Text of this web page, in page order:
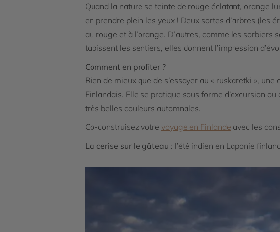
Quand la nature se teinte de rouge éclatant, orange
en prendre plein les yeux ! Deux sortes d’arbres (les
au rouge et à l’orange. D’autres, comme les
tapissent les sentiers, elles donnent l’impression
Comment en profiter ?
Rien de mieux que de s’essayer au « ruskaretki »,
Finlandais. Elle se pratique sous forme d’excursion
très belles couleurs automnales.
Co-construisez votre voyage en Finlande avec les
La cerise sur le gâteau : l’été indien en Laponie